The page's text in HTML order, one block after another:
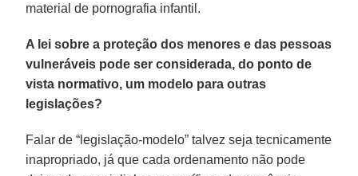
material de pornografia infantil.
A lei sobre a proteção dos menores e das pessoas
vulneráveis pode ser considerada, do ponto de
vista normativo, um modelo para outras
legislações?
Falar de “legislação-modelo” talvez seja tecnicamente
inapropriado, já que cada ordenamento não pode